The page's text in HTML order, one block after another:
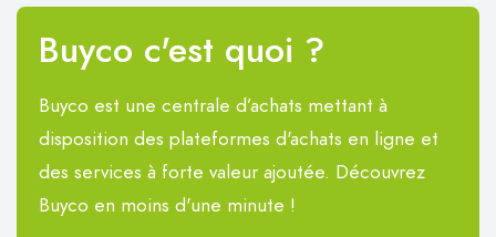
Buyco c'est quoi ?
Buyco est une centrale d’achats mettant à
disposition des plateformes d'achats en ligne et
des services à forte valeur ajoutée. Découvrez
Buyco en moins d'une minute !